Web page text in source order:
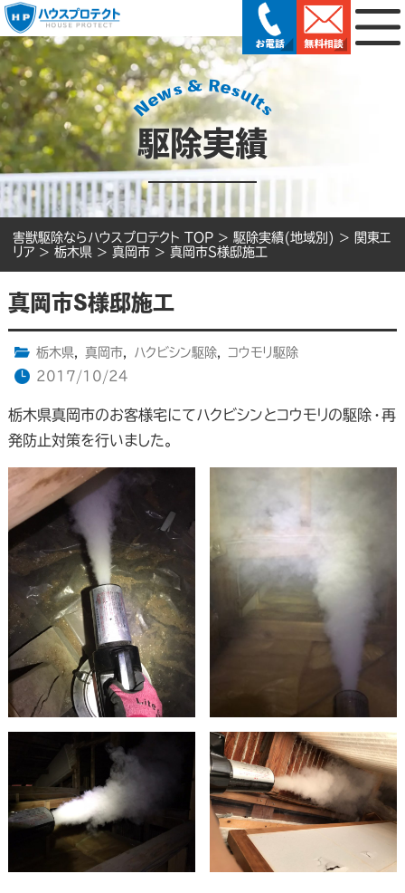
駆除実績
害獣駆除ならハウスプロテクト TOP > 駆除実績(地域別) > 関東エ
リア > 栃木県 > 真岡市 > 真岡市S様邸施工
真岡市S様邸施工
栃木県, 真岡市, ハクビシン駆除,
コウモリ駆除
2017/10/24
栃木県真岡市のお客様宅にてハクビシンとコウモリの駆除・再
発防止対策を行いました。